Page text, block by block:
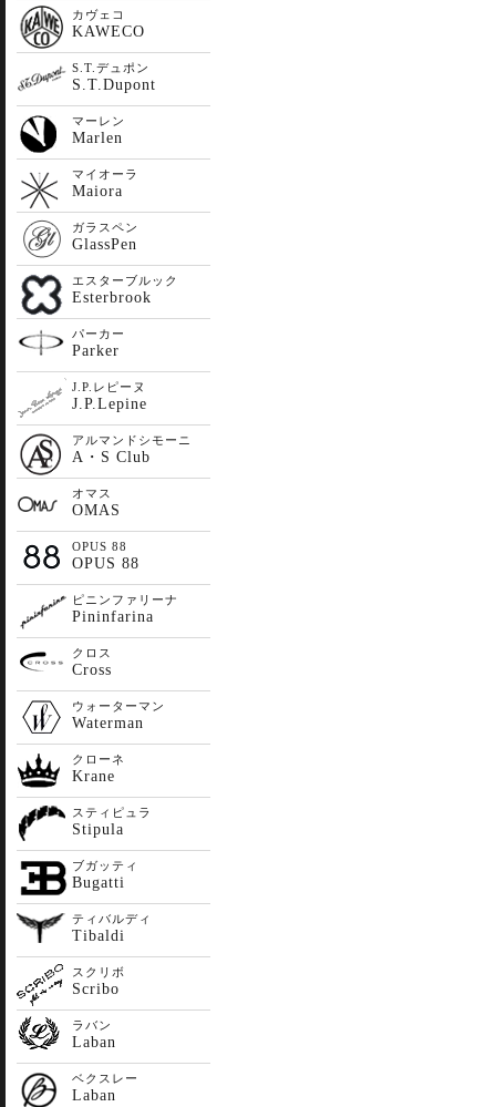
カヴェコ
KAWECO
S.T.デュポン
S.T.Dupont
マーレン
Marlen
マイオーラ
Maiora
ガラスペン
GlassPen
エスターブルック
Esterbrook
パーカー
Parker
J.P.レピーヌ
J.P.Lepine
アルマンドシモーニ
A・S Club
オマス
OMAS
OPUS 88
OPUS 88
ピニンファリーナ
Pininfarina
クロス
Cross
ウォーターマン
Waterman
クローネ
Krane
スティピュラ
Stipula
ブガッティ
Bugatti
ティバルディ
Tibaldi
スクリボ
Scribo
ラバン
Laban
ベクスレー
Laban